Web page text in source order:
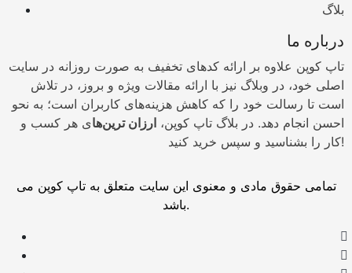
بلاگ
درباره ما
تاپ کوپن علاوه بر ارائه کدهای تخفیف به صورت روزانه در سایت
اصلی خود، در وبلاگ نیز با ارائه مقالات ویژه و بروز، در تلاش
است تا رسالت خود را که کاهش هزینه‌های کاربران است؛ به نحو
احسن انجام دهد. در بلاگ تاپ کوپن، ارزان ترین‌های هر کسب و
کار را بشناسید و سپس خرید کنید!
تمامی حقوق مادی و معنوی این سایت متعلق به تاپ کوپن می
باشد.